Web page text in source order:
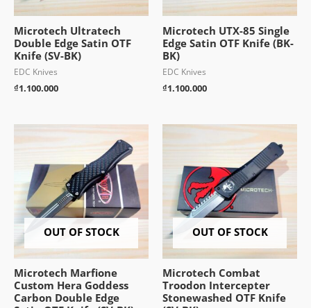
Microtech Ultratech
Double Edge Satin OTF
Knife (SV-BK)
EDC Knives
₫1.100.000
Microtech UTX-85 Single
Edge Satin OTF Knife (BK-
BK)
EDC Knives
₫1.100.000
OUT OF STOCK
Microtech Marfione
Custom Hera Goddess
Carbon Double Edge
OUT OF STOCK
Microtech Combat
Troodon Intercepter
Stonewashed OTF Knife